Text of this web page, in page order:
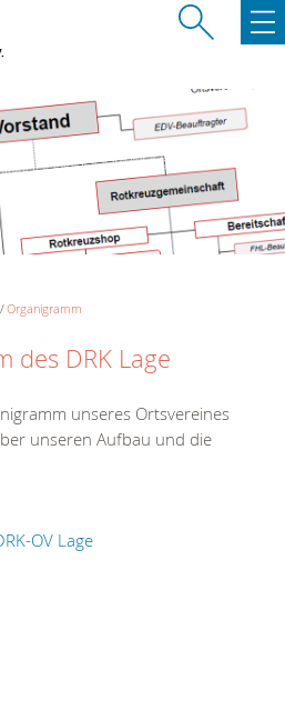
Organigramm
des DRK Lage
unseres Ortsvereines
unseren Aufbau und die
OV Lage